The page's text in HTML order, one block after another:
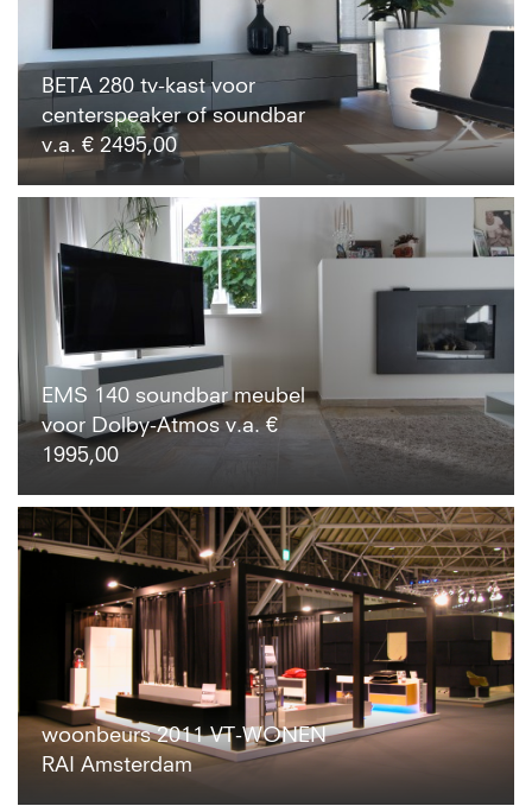
BETA 280 tv-kast voor
centerspeaker of soundbar
v.a. € 2495,00
EMS 140 soundbar meubel
voor Dolby-Atmos v.a. €
1995,00
woonbeurs 2011 VT-WONEN
RAI Amsterdam